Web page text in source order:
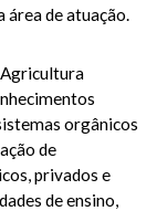
área de atuação.
orgânicos
de
privados e
de ensino,